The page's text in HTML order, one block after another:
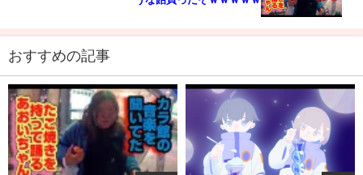
おすすめの記事